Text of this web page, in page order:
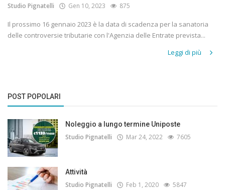
Studio Pignatelli Gen 10, 2023 875
Il prossimo 16 gennaio 2023 è la data di scadenza per la sanatoria
delle controversie tributarie con l'Agenzia delle Entrate prevista...
Leggi di più
POST POPOLARI
Noleggio a lungo termine Uniposte
Studio Pignatelli Mar 24, 2022 7605
Attività
Studio Pignatelli Feb 1, 2020 5847